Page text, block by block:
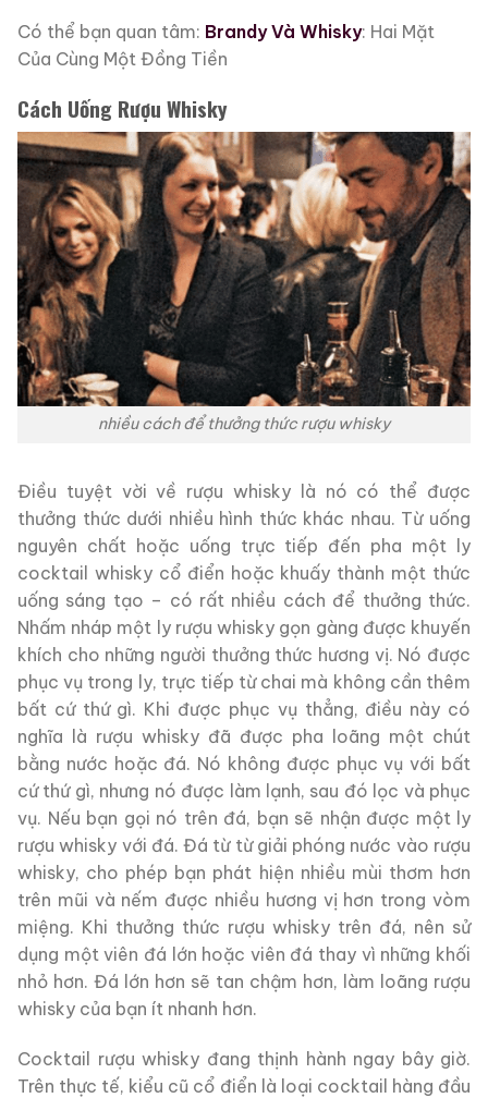
Có thể bạn quan tâm: Brandy Và Whisky: Hai Mặt
Của Cùng Một Đồng Tiền
Cách Uống Rượu Whisky
nhiều cách để thưởng thức rượu whisky
Điều tuyệt vời về rượu whisky là nó có thể được
thưởng thức dưới nhiều hình thức khác nhau. Từ uống
nguyên chất hoặc uống trực tiếp đến pha một ly
cocktail whisky cổ điển hoặc khuấy thành một thức
uống sáng tạo – có rất nhiều cách để thưởng thức.
Nhấm nháp một ly rượu whisky gọn gàng được khuyến
khích cho những người thưởng thức hương vị. Nó được
phục vụ trong ly, trực tiếp từ chai mà không cần thêm
bất cứ thứ gì. Khi được phục vụ thẳng, điều này có
nghĩa là rượu whisky đã được pha loãng một chút
bằng nước hoặc đá. Nó không được phục vụ với bất
cứ thứ gì, nhưng nó được làm lạnh, sau đó lọc và phục
vụ. Nếu bạn gọi nó trên đá, bạn sẽ nhận được một ly
rượu whisky với đá. Đá từ từ giải phóng nước vào rượu
whisky, cho phép bạn phát hiện nhiều mùi thơm hơn
trên mũi và nếm được nhiều hương vị hơn trong vòm
miệng. Khi thưởng thức rượu whisky trên đá, nên sử
dụng một viên đá lớn hoặc viên đá thay vì những khối
nhỏ hơn. Đá lớn hơn sẽ tan chậm hơn, làm loãng rượu
whisky của bạn ít nhanh hơn.
Cocktail rượu whisky đang thịnh hành ngay bây giờ.
Trên thực tế, kiểu cũ cổ điển là loại cocktail hàng đầu